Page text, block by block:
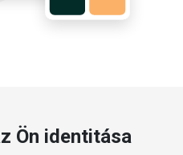
Ön identitása